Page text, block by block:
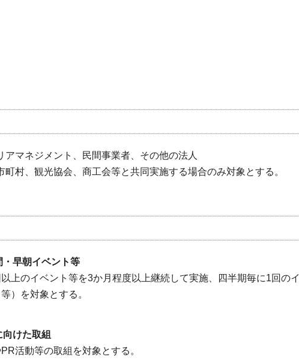
マネジメント、民間事業者、その他の法人
村、観光協会、商工会等と共同実施する場合のみ対象とする。
・早朝イベント等
上のイベント等を3か月程度以上継続して実施、四半期毎に1回のイ
）を対象とする。
向けた取組
活動等の取組を対象とする。